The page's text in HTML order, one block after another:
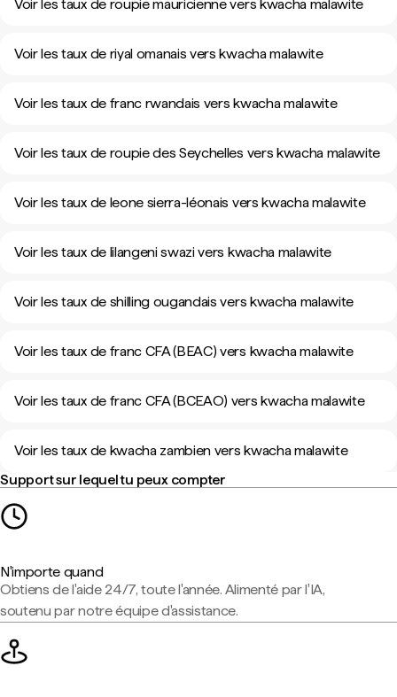
Voir les taux de roupie mauricienne vers kwacha malawite
Voir les taux de riyal omanais vers kwacha malawite
Voir les taux de franc rwandais vers kwacha malawite
Voir les taux de roupie des Seychelles vers kwacha malawite
Voir les taux de leone sierra-léonais vers kwacha malawite
Voir les taux de lilangeni swazi vers kwacha malawite
Voir les taux de shilling ougandais vers kwacha malawite
Voir les taux de franc CFA (BEAC) vers kwacha malawite
Voir les taux de franc CFA (BCEAO) vers kwacha malawite
Voir les taux de kwacha zambien vers kwacha malawite
Support sur lequel tu peux compter
N'importe quand
Obtiens de l'aide 24/7, toute l'année. Alimenté par l'IA,
soutenu par notre équipe d'assistance.